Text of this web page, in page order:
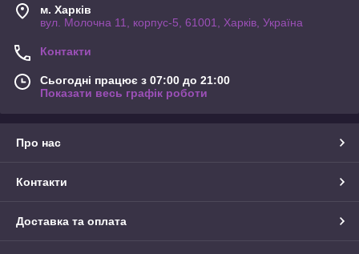
м. Харків
вул. Молочна 11, корпус-5, 61001, Харків, Україна
Контакти
Сьогодні працює з 07:00 до 21:00
Показати весь графік роботи
Про нас
Контакти
Доставка та оплата